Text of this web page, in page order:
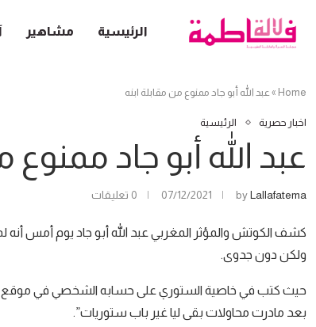
الرئيسية مشاهير
Home
»عبد الله أبو جاد ممنوع من مقابلة ابنه
اخبار حصرية الرئيسية
عبد الله أبو جاد ممنوع
byLallafatema
07/12/2021 0 تعليقات
كشف الكوتش والمؤثر المغربي عبد الله أبو جاد يوم أمس
ولكن دون جدوى.
حيث كتب في خاصية الستوري على حسابه الشخصي في موقع
بعد مادرت محاولات بقى ليا غير باب ستوريات”.